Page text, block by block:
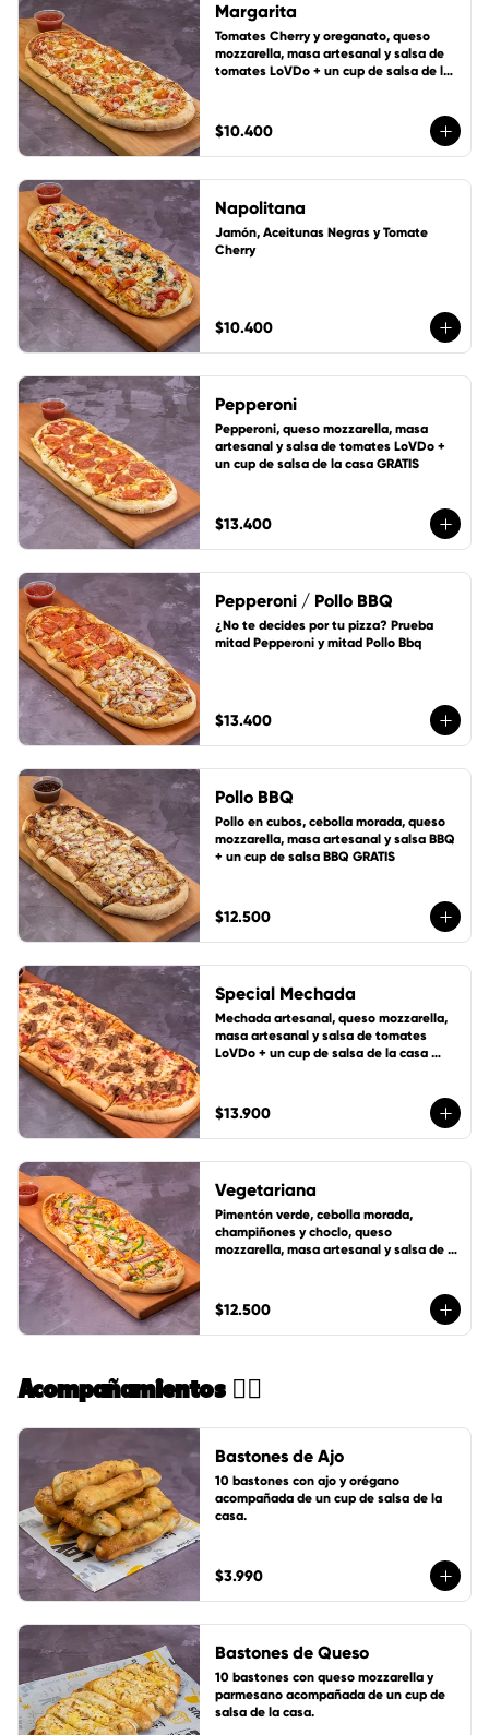
Margarita
Tomates Cherry y oreganato, queso
mozzarella, masa artesanal y salsa de
tomates LoVDo + un cup de salsa de la
$10.400
Napolitana
Jamón, Aceitunas Negras y Tomate
Cherry
$10.400
Pepperoni
Pepperoni, queso mozzarella, masa
artesanal y salsa de tomates LoVDo +
un cup de salsa de la casa GRATIS
$13.400
Pepperoni / Pollo BBQ
¿No te decides por tu pizza? Prueba
mitad Pepperoni y mitad Pollo Bbq
$13.400
Pollo BBQ
Pollo en cubos, cebolla morada, queso
mozzarella, masa artesanal y salsa BBQ
+ un cup de salsa BBQ GRATIS
$12.500
Special Mechada
Mechada artesanal, queso mozzarella,
masa artesanal y salsa de tomates
LoVDo + un cup de salsa de la casa
$13.900
Vegetariana
Pimentón verde, cebolla morada,
champiñones y choclo, queso
mozzarella, masa artesanal y salsa de
$12.500
Acompañamientos 🏄🏻
Bastones de Ajo
10 bastones con ajo y orégano
acompañada de un cup de salsa de la
casa.
$3.990
Bastones de Queso
10 bastones con queso mozzarella y
parmesano acompañada de un cup de
salsa de la casa.